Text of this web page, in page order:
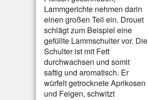
Lammgerichte nehmen darin
einen großen Teil ein. Drouet
schlägt zum Beispiel eine
gefüllte Lammschulter vor. Die
Schulter ist mit Fett
durchwachsen und somit
saftig und aromatisch. Er
würfelt getrocknete Aprikosen
und Feigen, schwitzt